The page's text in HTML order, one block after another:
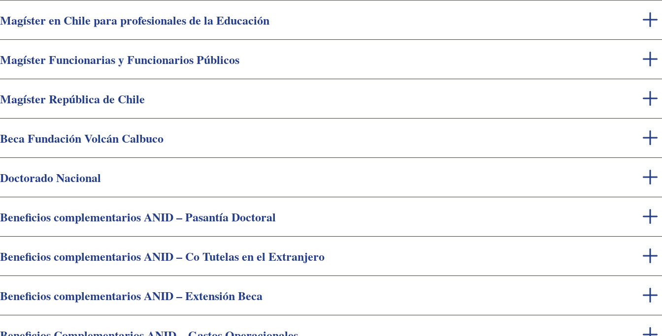
Magíster en Chile para profesionales de la Educación
Magíster Funcionarias y Funcionarios Públicos
Magíster República de Chile
Beca Fundación Volcán Calbuco
Doctorado Nacional
Beneficios complementarios ANID – Pasantía Doctoral
Beneficios complementarios ANID – Co Tutelas en el Extranjero
Beneficios complementarios ANID – Extensión Beca